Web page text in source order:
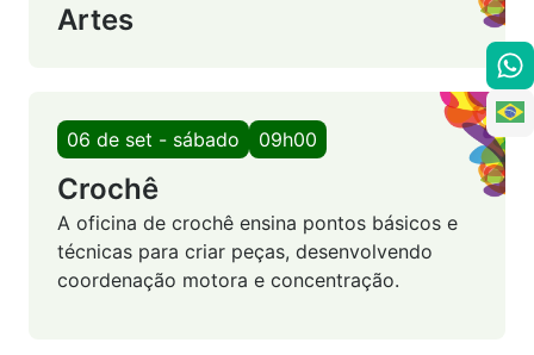
Artes
06 de set - sábado 09h00
Crochê
A oficina de crochê ensina pontos básicos e
técnicas para criar peças, desenvolvendo
coordenação motora e concentração.